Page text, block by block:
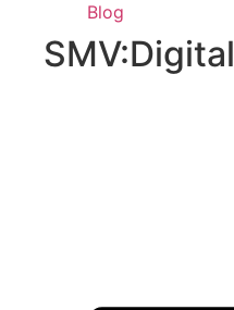
Blog
SMV:Digital